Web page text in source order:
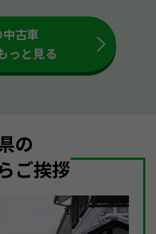
古車
っと見る
の
ご挨拶